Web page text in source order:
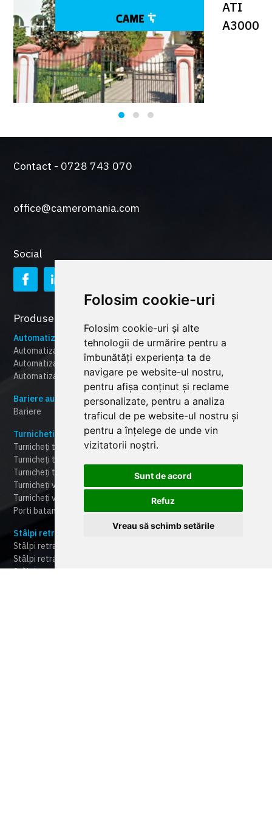
Folosim cookie-uri
Folosim cookie-uri și alte
tehnologii de urmărire pentru a
îmbunătăți experiența ta de
navigare pe website-ul nostru,
pentru afișa conținut și reclame
personalizate, pentru a analiza
traficul de pe website-ul nostru și
pentru a înțelege de unde vin
vizitatorii noștri.
Sunt de acord
Refuz
Vreau să schimb setările
ATI
A3000
Contact - 0728 743 070
office@cameromania.com
Social
Produsele CAME
Automatizare porti
Automatizari porti culisante
Automatizari porti batante
Automatizari pentru usi garaj
Bariere automate
Bariere
Turnicheti
Turnicheți tripod
Turnicheți tip "punte
Turnicheți tip poartă rapidă "speed-gate"
Turnicheți verticali "full-height"
Turnicheți verticali la semi-înălțime
Porti batante automate
Stâlpi retractabili automati
Stâlpi retractabili automați certificați la impact HBD
Stâlpi retractabili automați ranforsați RBD
Stâlpi retractabili automați pentru control trafic TBD